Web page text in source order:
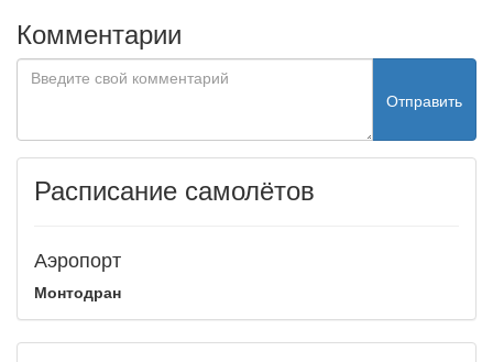
Комментарии
Отправить
Расписание самолётов
Аэропорт
Монтодран